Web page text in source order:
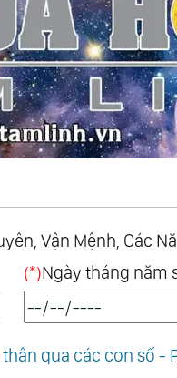
Vận Mệnh, Các
(*)Ngày tháng năm
qua các con số -